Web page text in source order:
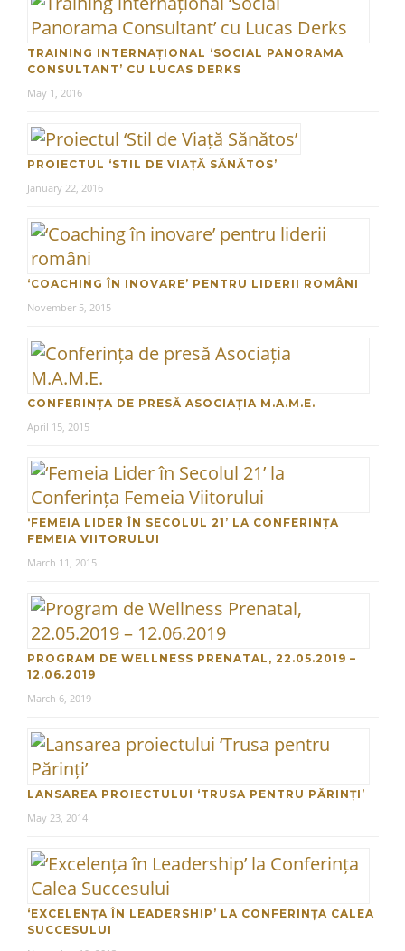
TRAINING INTERNAȚIONAL ‘SOCIAL PANORAMA
CONSULTANT’ CU LUCAS DERKS
May 1, 2016
PROIECTUL ‘STIL DE VIAȚĂ SĂNĂTOS’
January 22, 2016
‘COACHING ÎN INOVARE’ PENTRU LIDERII ROMÂNI
November 5, 2015
CONFERINȚA DE PRESĂ ASOCIAȚIA M.A.M.E.
April 15, 2015
‘FEMEIA LIDER ÎN SECOLUL 21’ LA CONFERINȚA
FEMEIA VIITORULUI
March 11, 2015
PROGRAM DE WELLNESS PRENATAL, 22.05.2019 –
12.06.2019
March 6, 2019
LANSAREA PROIECTULUI ‘TRUSA PENTRU PĂRINȚI’
May 23, 2014
‘EXCELENȚA ÎN LEADERSHIP’ LA CONFERINȚA CALEA
SUCCESULUI